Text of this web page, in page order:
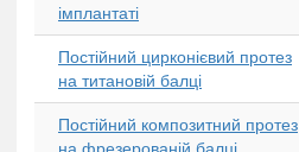
імплантаті
Постійний цирконієвий протез
на титановій балці
Постійний композитний протез
на фрезерованій балці